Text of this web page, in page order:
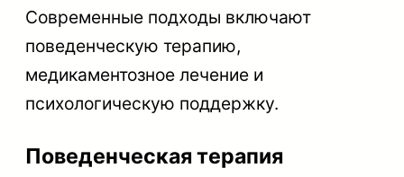
Современные подходы включают
поведенческую терапию,
медикаментозное лечение и
психологическую поддержку.
Поведенческая терапия